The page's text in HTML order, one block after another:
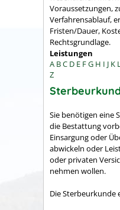
Voraussetzungen,
Verfahrensablauf,
Fristen/Dauer,
Rechtsgrundlage.
Leistungen
A BC D E FG H I J K L
Z
Sie benötigen eine
die Bestattung
Einsargung oder
abwickeln oder
oder privaten
nehmen wollen.
Die Sterbeurkunde